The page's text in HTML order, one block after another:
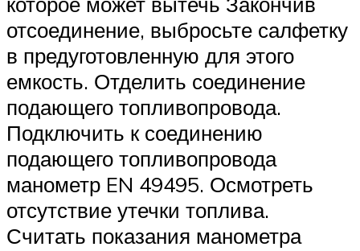
отсоединение, выбросьте салфетку
в предуготовленную для этого
емкость. Отделить соединение
подающего топливопровода.
Подключить к соединению
подающего топливопровода
манометр EN 49495. Осмотреть
отсутствие утечки топлива.
Считать показания манометра